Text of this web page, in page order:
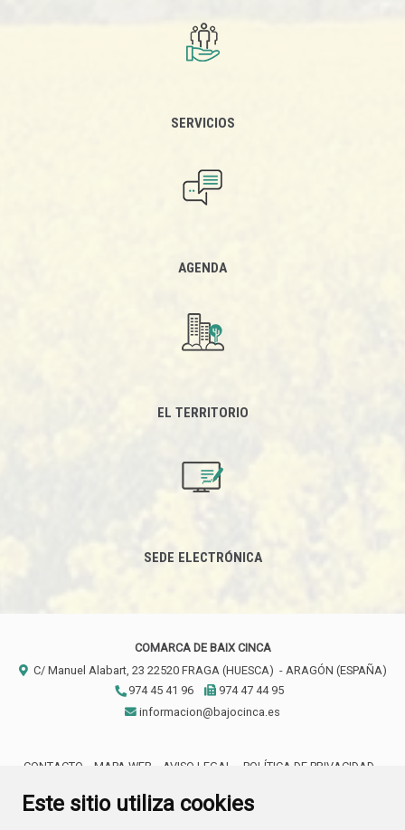
Este sitio utiliza cookies
SERVICIOS
AGENDA
EL TERRITORIO
SEDE ELECTRÓNICA
COMARCA DE BAIX CINCA
C/ Manuel Alabart, 23 22520 FRAGA (HUESCA) - ARAGÓN (ESPAÑA)
974 45 41 96
974 47 44 95
informacion@bajocinca.es
CONTACTO MAPA WEB AVISO LEGAL
POLÍTICA DE PRIVACIDAD